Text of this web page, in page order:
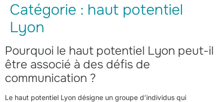
Catégorie : haut potentiel
Lyon
Pourquoi le haut potentiel Lyon peut-il
être associé à des défis de
communication ?
Le haut potentiel Lyon désigne un groupe d’individus qui